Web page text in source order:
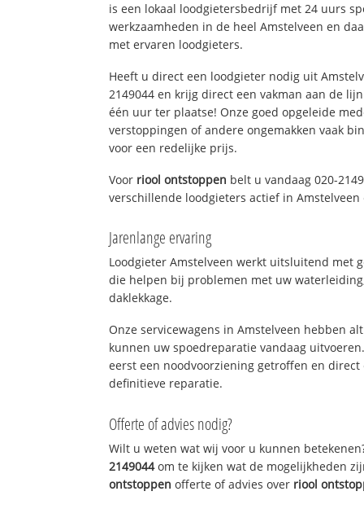
is een lokaal loodgietersbedrijf met 24 uurs
werkzaamheden in de heel Amstelveen en
met ervaren loodgieters.
Heeft u direct een loodgieter nodig uit
2149044 en krijg direct een vakman aan de
één uur ter plaatse! Onze goed opgeleide
verstoppingen of andere ongemakken vaak
voor een redelijke prijs.
Voor riool ontstoppen belt u vandaag 020-
verschillende loodgieters actief in Amstelveen
Jarenlange ervaring
Loodgieter Amstelveen werkt uitsluitend met
die helpen bij problemen met uw
daklekkage.
Onze servicewagens in Amstelveen hebben
kunnen uw spoedreparatie vandaag
eerst een noodvoorziening getroffen en
definitieve reparatie.
Offerte of advies nodig?
Wilt u weten wat wij voor u kunnen
2149044om te kijken wat de mogelijkheden
ontstoppen offerte of advies over riool